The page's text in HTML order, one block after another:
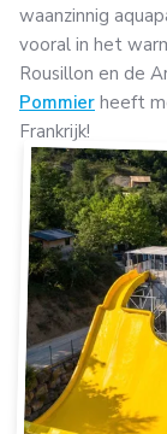
waanzinnig
vooral in het
Rousillon en de
Pommier heeft
Frankrijk!